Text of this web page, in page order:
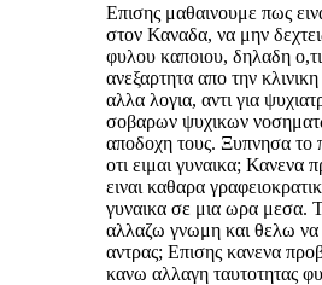
Επισης μαθαινουμε πως
στον Καναδα, να μην
φυλου καποιου, δηλαδη
ανεξαρτητα απο την
αλλα λογια, αντι για
σοβαρων ψυχικων
αποδοχη τους. Ξυπνησα το
οτι ειμαι γυναικα; Κανενα
ειναι καθαρα
γυναικα σε μια ωρα μεσα.
αλλαζω γνωμη και θελω να
αντρας; Επισης κανενα
κανω αλλαγη ταυτοτητας